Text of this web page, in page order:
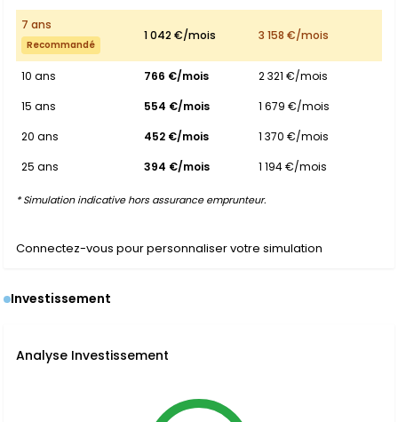
7 ans
Recommandé
1 042 €/mois 3 158 €/mois
10 ans 766 €/mois
2 321 €/mois
15 ans
554 €/mois
1 679 €/mois
20 ans
452 €/mois
1 370 €/mois
25 ans
394 €/mois 1 194 €/mois
* Simulation indicative hors assurance emprunteur.
Connectez-vous pour personnaliser votre simulation
Investissement
Analyse Investissement